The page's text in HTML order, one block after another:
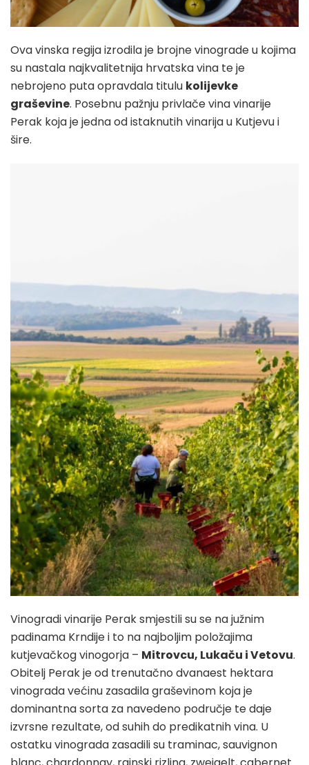
Ova vinska regija izrodila je brojne vinograde u kojima
su nastala najkvalitetnija hrvatska vina te je
nebrojeno puta opravdala titulu kolijevke
graševine. Posebnu pažnju privlače vina vinarije
Perak koja je jedna od istaknutih vinarija u Kutjevu i
šire.
Vinogradi vinarije Perak smjestili su se na južnim
padinama Krndije i to na najboljim položajima
kutjevačkog vinogorja – Mitrovcu, Lukaču i Vetovu.
Obitelj Perak je od trenutačno dvanaest hektara
vinograda većinu zasadila graševinom koja je
dominantna sorta za navedeno područje te daje
izvrsne rezultate, od suhih do predikatnih vina. U
ostatku vinograda zasadili su traminac, sauvignon